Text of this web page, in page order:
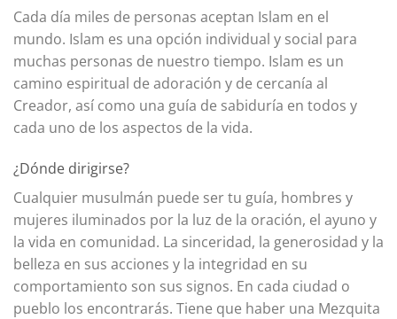
Cada día miles de personas aceptan Islam en el
mundo. Islam es una opción individual y social para
muchas personas de nuestro tiempo. Islam es un
camino espiritual de adoración y de cercanía al
Creador, así como una guía de sabiduría en todos y
cada uno de los aspectos de la vida.
¿Dónde dirigirse?
Cualquier musulmán puede ser tu guía, hombres y
mujeres iluminados por la luz de la oración, el ayuno y
la vida en comunidad. La sinceridad, la generosidad y la
belleza en sus acciones y la integridad en su
comportamiento son sus signos. En cada ciudad o
pueblo los encontrarás. Tiene que haber una Mezquita